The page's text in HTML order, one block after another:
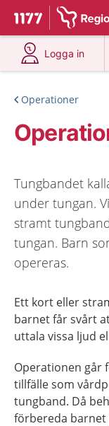
Till startsidan för
Du har
Logga in
på 1177.se
Operationer
Tungbandet
under tungan.
stramt
tungan. Barn
opereras.
Ett kort eller
barnet får svårt
uttala vissa ljud
Operationen går
tillfälle som
tungband. Då
förbereda barnet